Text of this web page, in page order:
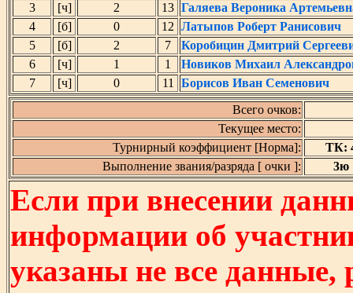
3
[ч] 2 13 Галяева Вероника
4
[б] 0 12 Латыпов Роберт Ранисович
5
[б] 2 7
Коробицин Дмитрий
6
[ч] 1 1
Новиков Михаил
7
[ч] 0 11
Борисов Иван Семенович
Всего очков:
Текущее место:
Турнирный коэффициент [Норма]:
ТК:
Выполнение звания/разряда [ очки ]:
3ю
Если при внесении
информации об
указаны не все